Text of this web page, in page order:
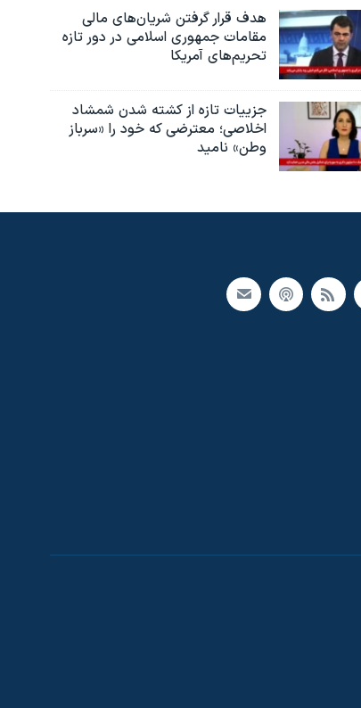
هدف قرار گرفتن شریان‌های مالی
مقامات جمهوری اسلامی در دور تازه
تحریم‌های آمریکا
جزییات تازه از کشته شدن شمشاد
اخلاصی؛ معترضی که خود را «سرباز
وطن» نامید